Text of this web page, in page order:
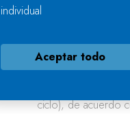
Anuncio de
apertura de
del riesgo de
ciclo), de acuerdo
individual
Aceptar todo